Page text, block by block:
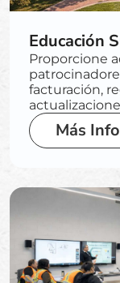
Educación
Proporcione
facturación,
Más